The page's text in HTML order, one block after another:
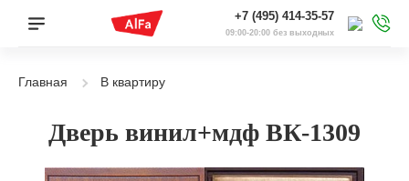
+7 (495) 414-35-57
09:00-20:00 без выходных
Главная В квартиру
Дверь винил+мдф ВК-1309